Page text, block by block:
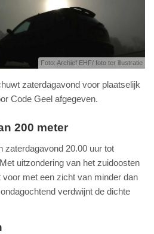
Foto: Archief EHF/ foto ter illustratie
zaterdagavond voor plaatselijk
Code Geel afgegeven.
200 meter
zaterdagavond 20.00 uur tot
uitzondering van het zuidoosten
met een zicht van minder dan
verdwijnt de dichte